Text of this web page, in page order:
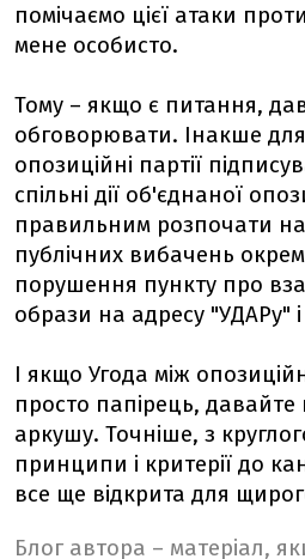
помічаємо цієї атаки
мене особисто.
Тому – якщо є питання,
обговорювати. Інакше для
опозиційні партії
спільні дії об'єднаної
правильним розпочати
публічних вибачень
порушення пункту про
образи на адресу "УДАРу"
І якщо Угода між
просто папірець,
аркушу. Точніше, з
принципи і критерії до
все ще відкрита для
Блог автора – матеріал,